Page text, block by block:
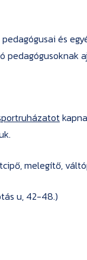
és
pedagógusoknak
melegítő,
u, 42-48.)